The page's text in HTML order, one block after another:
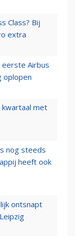
Class? Bij
extra
eerste Airbus
oplopen
kwartaal met
nog steeds
heeft ook
ontsnapt